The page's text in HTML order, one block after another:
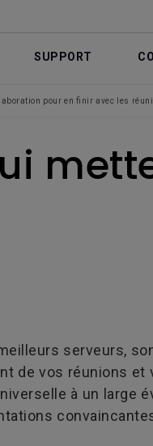
SUPPORT
pour en finir avec les
serveurs,
de vos réunions
à un large